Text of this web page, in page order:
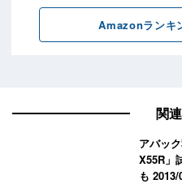
関
アバッ
X55R」
も2013/